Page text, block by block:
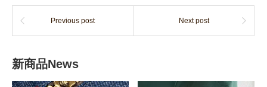
Previous post Next post
新商品News